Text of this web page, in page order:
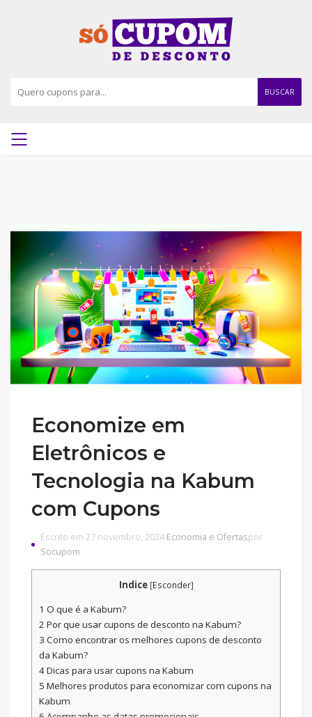
BUSCAR
Economize em
Eletrônicos e
Tecnologia na Kabum
com Cupons
Escrito em 27 novembro, 2024 Economia e Ofertaspor
Socupom
Indice [Esconder]
1 O que é a Kabum?
2 Por que usar cupons de desconto na Kabum?
3 Como encontrar os melhores cupons de desconto
da Kabum?
4Dicas para usar cupons na Kabum
5 Melhores produtos para economizar com cupons na
Kabum